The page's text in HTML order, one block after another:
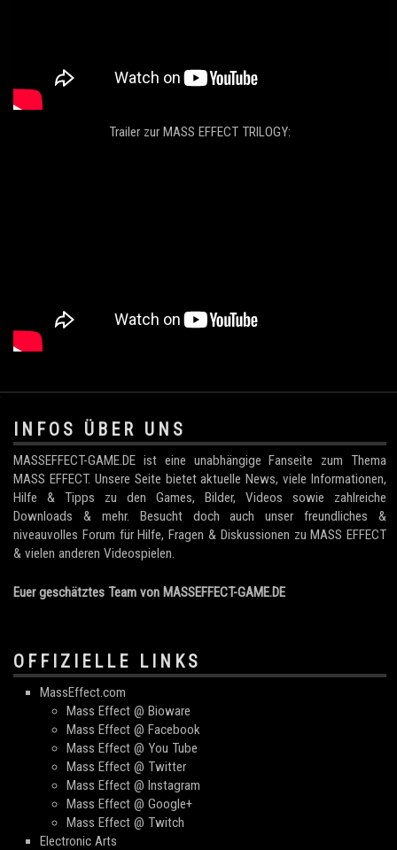
Trailer zur MASS EFFECT TRILOGY:
.
INFOS ÜBER UNS
MASSEFFECT-GAME.DE ist eine unabhängige Fanseite zum Thema
MASS EFFECT. Unsere Seite bietet aktuelle News, viele Informationen,
Hilfe & Tipps zu den Games, Bilder, Videos sowie zahlreiche
Downloads & mehr. Besucht doch auch unser freundliches &
niveauvolles Forum für Hilfe, Fragen & Diskussionen zu MASS EFFECT
& vielen anderen Videospielen.
Euer geschätztes Team von MASSEFFECT-GAME.DE
OFFIZIELLE LINKS
MassEffect.com
Mass Effect @ Bioware
Mass Effect @ Facebook
Mass Effect @ You Tube
Mass Effect @ Twitter
Mass Effect @ Instagram
Mass Effect @ Google+
Mass Effect @ Twitch
Electronic Arts